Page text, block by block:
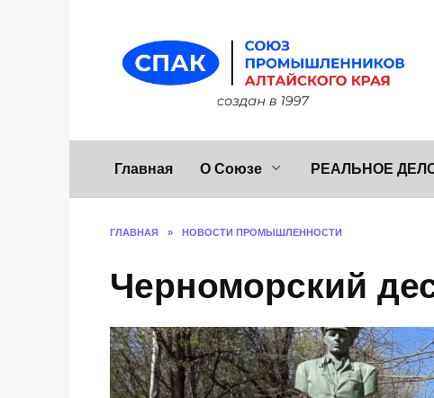
Главная О Союзе РЕАЛЬНОЕ
ГЛАВНАЯ » НОВОСТИ ПРОМЫШЛЕННОСТИ
Черноморский